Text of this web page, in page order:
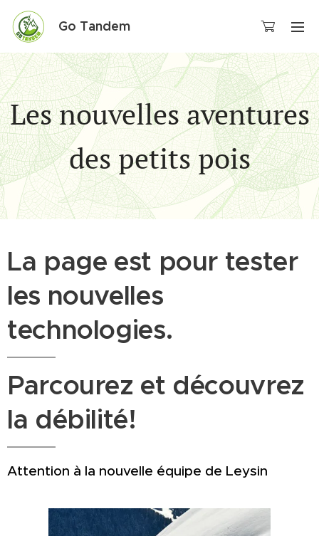
Go Tandem
Les nouvelles aventures
des petits pois
La page est pour tester
les nouvelles
technologies.
Parcourez et découvrez
la débilité!
Attention à la nouvelle équipe de Leysin